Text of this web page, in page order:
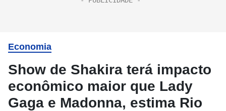
Economia
Show de Shakira terá impacto
econômico maior que Lady
Gaga e Madonna, estima Rio